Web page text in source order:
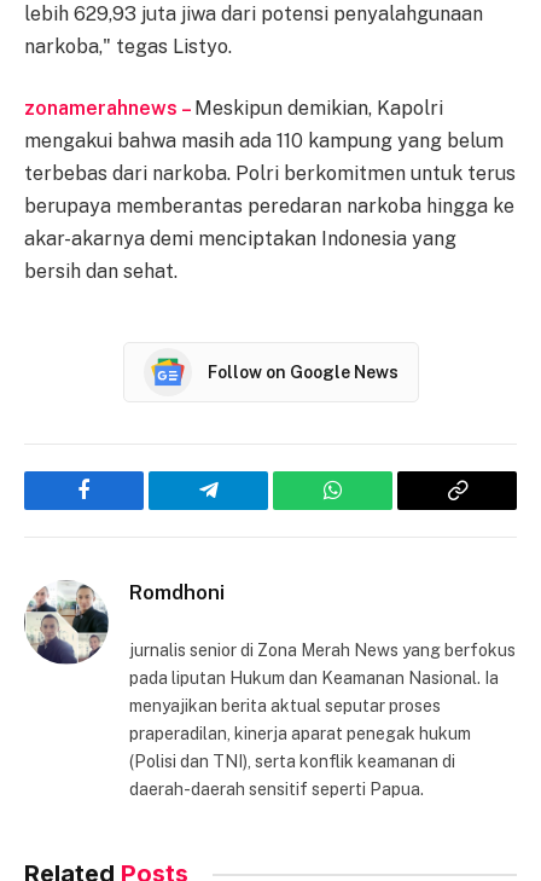
lebih 629,93 juta jiwa dari potensi penyalahgunaan
narkoba," tegas Listyo.
zonamerahnews – Meskipun demikian, Kapolri
mengakui bahwa masih ada 110 kampung yang belum
terbebas dari narkoba. Polri berkomitmen untuk terus
berupaya memberantas peredaran narkoba hingga ke
akar-akarnya demi menciptakan Indonesia yang
bersih dan sehat.
Follow on Google News
Facebook Telegram WhatsApp
Copy
Romdhoni
jurnalis senior di Zona Merah News yang berfokus
pada liputan Hukum dan Keamanan Nasional. Ia
menyajikan berita aktual seputar proses
praperadilan, kinerja aparat penegak hukum
(Polisi dan TNI), serta konflik keamanan di
daerah-daerah sensitif seperti Papua.
Related Posts